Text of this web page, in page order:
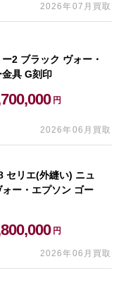
2026年07月買取
2 ブラック ヴォー・
具 G刻印
円
2026年06月買取
セリエ(外縫い) ニュ
ー・エプソン ゴー
円
2026年06月買取